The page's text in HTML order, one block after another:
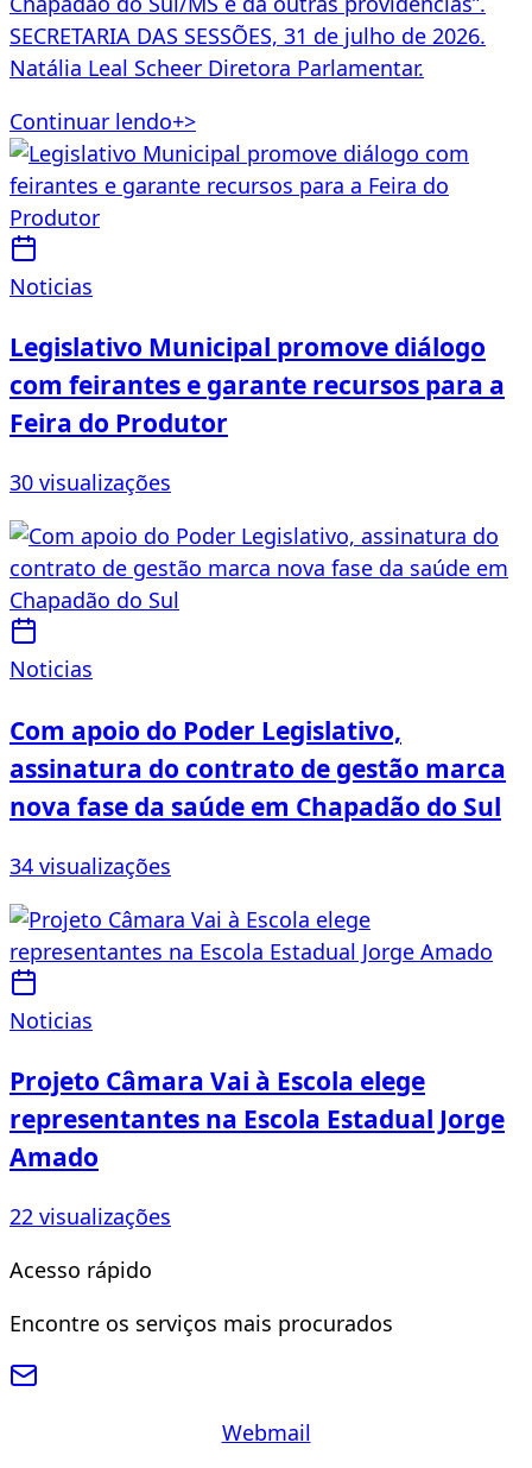
Continuar lendo+>
Noticias
Legislativo Municipal promove diálogo
com feirantes e garante recursos para a
Feira do Produtor
30 visualizações
Noticias
Com apoio do Poder Legislativo,
assinatura do contrato de gestão marca
nova fase da saúde em Chapadão do Sul
34 visualizações
Noticias
Projeto Câmara Vai à Escola elege
representantes na Escola Estadual Jorge
Amado
22 visualizações
Acesso rápido
Encontre os serviços mais procurados
Webmail